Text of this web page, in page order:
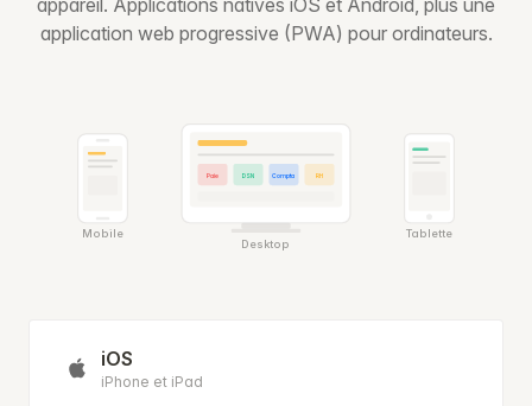
appareil. Applications natives iOS et Android, plus une
application web progressive (PWA) pour ordinateurs.
Mobile
Paie DSN Compta RH
Desktop
Tablette
iOS
iPhone et iPad